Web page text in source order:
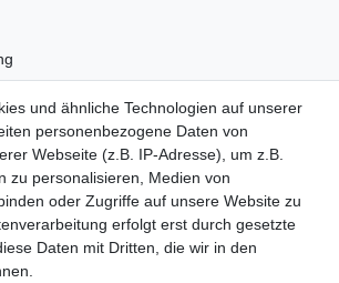
und ähnliche Technologien auf unserer
personenbezogene Daten von
Webseite (z.B. IP-Adresse), um z.B.
zu personalisieren, Medien von
oder Zugriffe auf unsere Website zu
erfolgt erst durch gesetzte
Daten mit Dritten, die wir in den